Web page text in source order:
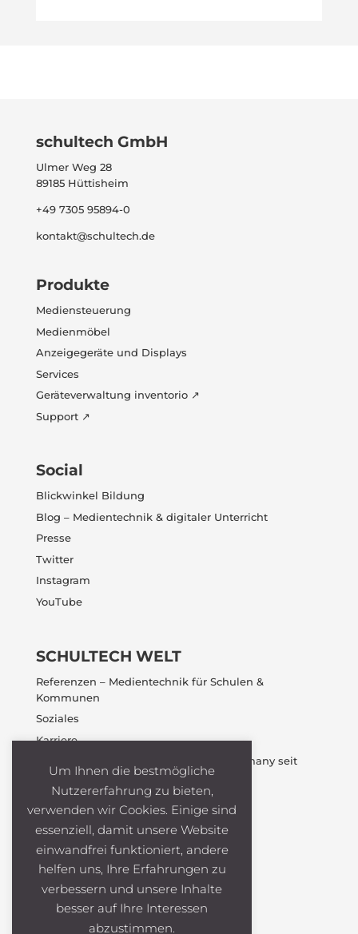
schultech GmbH
Ulmer Weg 28
89185 Hüttisheim
+49 7305 95894-0
kontakt@schultech.de
Produkte
Mediensteuerung
Medienmöbel
Anzeigegeräte und Displays
Services
Geräteverwaltung inventorio ↗
Support ↗
Social
Blickwinkel Bildung
Blog – Medientechnik & digitaler Unterricht
Presse
Twitter
Instagram
YouTube
SCHULTECH WELT
Referenzen – Medientechnik für Schulen &
Kommunen
Soziales
Karriere
Über uns – Medientechnik Made in Germany seit
2017
Kontakt
Um Ihnen die bestmögliche
Nutzererfahrung zu bieten,
verwenden wir Cookies. Einige sind
essenziell, damit unsere Website
einwandfrei funktioniert, andere
helfen uns, Ihre Erfahrungen zu
verbessern und unsere Inhalte
besser auf Ihre Interessen
abzustimmen.